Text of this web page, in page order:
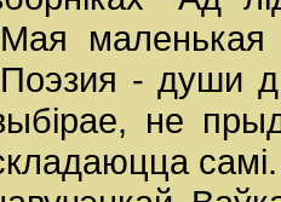
маленькая
- души
не